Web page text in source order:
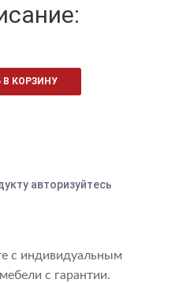
КОРЗИНУ
авторизуйтесь
с индивидуальным
с гарантии.